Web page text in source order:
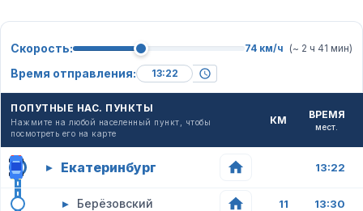
Скорость: 74 км/ч (~ 2 ч 41 мин)
Время отправления:
ПОПУТНЫЕ НАС. ПУНКТЫ
Нажмите на любой населенный пункт, чтобы
посмотреть его на карте
КМ ВРЕМЯ
мест.
▸ Екатеринбург 13:22
▸ Берёзовский 11 13:30